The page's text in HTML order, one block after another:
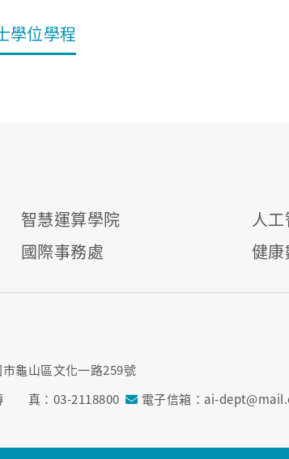
學位學程
智慧運算學院
國際事務處
人
健
龜山區文化一路259號
真：03-2118800 電子信箱：ai-